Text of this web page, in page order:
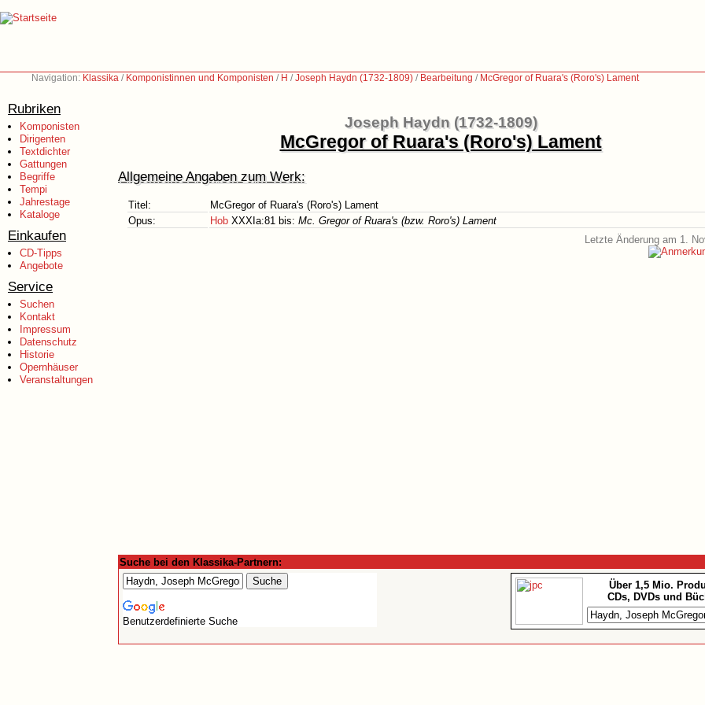
Navigation: Klassika / Komponistinnen und Komponisten / H /Joseph Haydn (1732-1809) / Bearbeitung / McGregor of Ruara's (Roro's) Lament
Rubriken
Komponisten
Dirigenten
Textdichter
Gattungen
Begriffe
Tempi
Jahrestage
Kataloge
Einkaufen
CD-Tipps
Angebote
Service
Suchen
Kontakt
Impressum
Datenschutz
Historie
Opernhäuser
Veranstaltungen
Joseph Haydn (1732-1809)
McGregor of Ruara's (Roro's) Lament
Allgemeine Angaben zum Werk:
Titel:
McGregor of Ruara's (Roro's) Lament
Opus:
Hob XXXIa:81 bis: Mc. Gregor of Ruara's (bzw. Roro's) Lament
Letzte Änderung am 1.
Suche bei den Klassika-Partnern:
Benutzerdefinierte Suche
Über 1,5 Mio.
CDs, DVDs und